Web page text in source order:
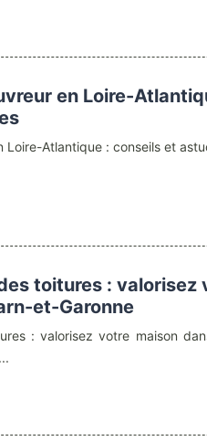
en Loire-
Loire-Atlantique : conseils et
toitures : valorisez
et-Garonne
: valorisez votre maison